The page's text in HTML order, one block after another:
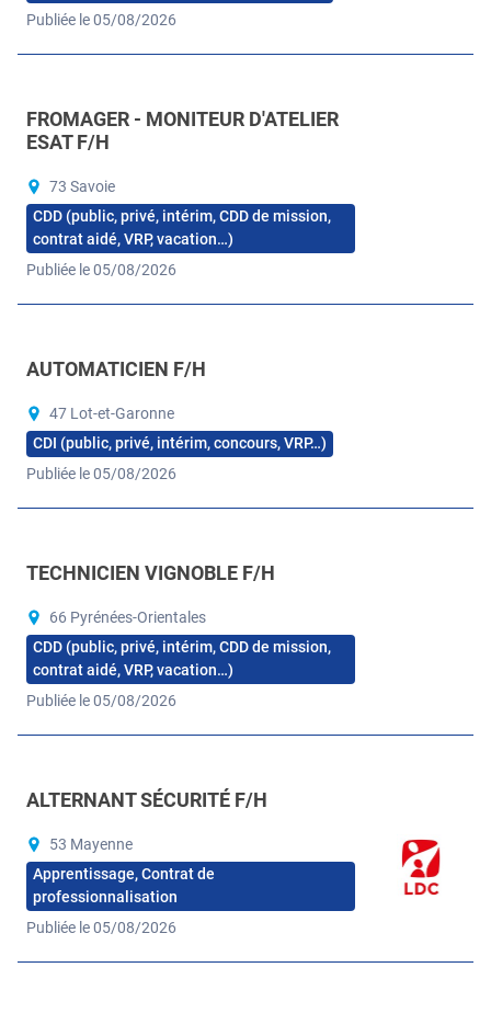
Publiée le 05/08/2026
FROMAGER - MONITEUR D'ATELIER
ESAT F/H
73 Savoie
CDD (public, privé, intérim, CDD de mission,
contrat aidé, VRP, vacation…)
Publiée le 05/08/2026
AUTOMATICIEN F/H
47 Lot-et-Garonne
CDI (public, privé, intérim, concours, VRP…)
Publiée le 05/08/2026
TECHNICIEN VIGNOBLE F/H
66 Pyrénées-Orientales
CDD (public, privé, intérim, CDD de mission,
contrat aidé, VRP, vacation…)
Publiée le 05/08/2026
ALTERNANT SÉCURITÉ F/H
53 Mayenne
Apprentissage, Contrat de
professionnalisation
Publiée le 05/08/2026